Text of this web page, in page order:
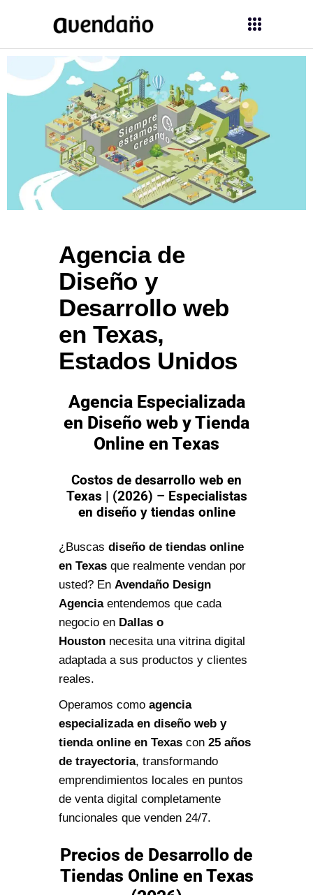
Agencia de
Diseño y
Desarrollo web
en Texas,
Estados Unidos
Agencia Especializada
en Diseño web y Tienda
Online en Texas
Costos de desarrollo web en
Texas | (2026) – Especialistas
en diseño y tiendas online
¿Buscas diseño de tiendas online
en Texas que realmente vendan por
usted? En Avendaño Design
Agenciaentendemos que cada
negocio en Dallas o
Houston necesita una vitrina digital
adaptada a sus productos y clientes
reales.
Operamos como agencia
especializada en diseño web y
tienda online en Texas con 25 años
de trayectoria, transformando
emprendimientos locales en puntos
de venta digital completamente
funcionales que venden 24/7.
Precios de Desarrollo de
Tiendas Online en Texas